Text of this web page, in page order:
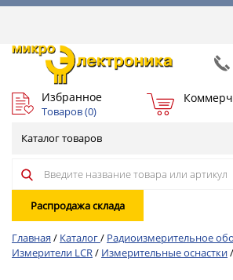
Избранное
Товаров (0)
Каталог товаров
Распродажа склада
Главная / Каталог/ Радиоизмерительное
Измерители LCR/ Измерительные оснастки/